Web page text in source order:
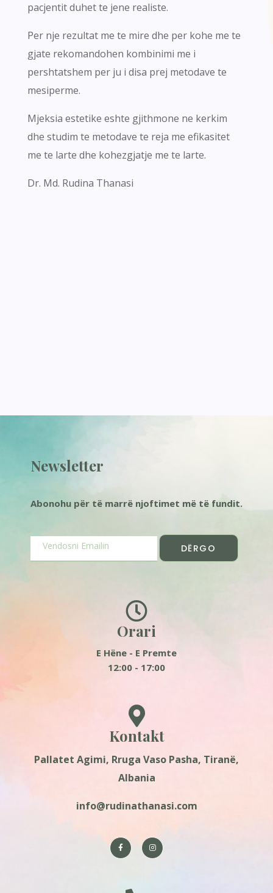
pacjentit duhet te jene realiste.
Per nje rezultat me te mire dhe per kohe me te
gjate rekomandohen kombinimi me i
pershtatshem per ju i disa prej metodave te
mesiperme.
Mjeksia estetike eshte gjithmone ne kerkim
dhe studim te metodave te reja me efikasitet
me te larte dhe kohezgjatje me te larte.
Dr. Md. Rudina Thanasi
Newsletter
Abonohu për të marrë njoftimet më të fundit.
DËRGO
Orari
E Hëne - E Premte
12:00 - 17:00
Kontakt
Pallatet Agimi, Rruga Vaso Pasha, Tiranë,
Albania
info@rudinathanasi.com